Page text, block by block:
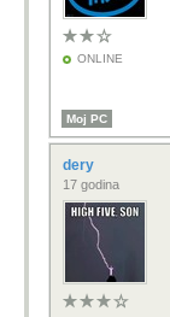
ONLINE
Moj PC
dery
17 godina